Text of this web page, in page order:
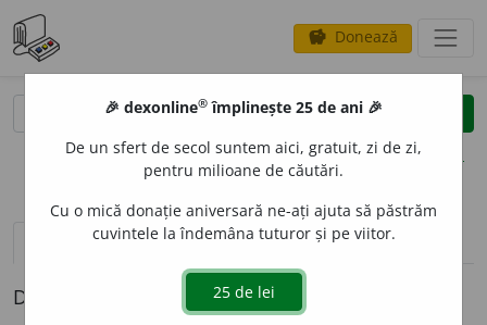
savings Donează
clear
opțiuni
definiții (1)
Definiția cu ID-ul 445892:
🎉 dexonline® împlinește 25 de ani 🎉
De un sfert de secol suntem aici, gratuit, zi de zi,
pentru milioane de căutări.
Cu o mică donație aniversară ne-ați ajuta să păstrăm
cuvintele la îndemâna tuturor și pe viitor.